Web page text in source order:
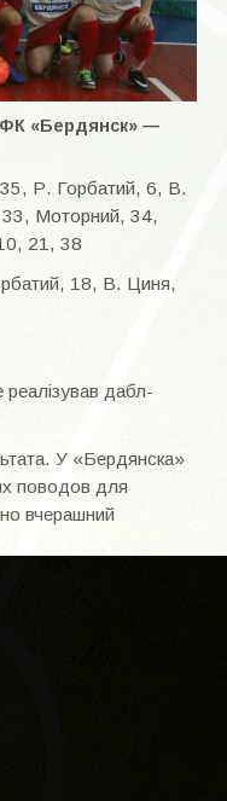
«Бердянск» —
Р. Горбатий, 6, В.
Моторний, 34,
21, 38
18, В. Циня,
дабл-
У «Бердянска»
поводов для
вчерашний